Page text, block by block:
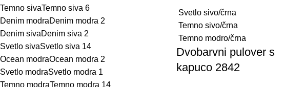
Temno sivaTemno siva 6
Denim modraDenim modra 2
Denim sivaDenim siva 2
Svetlo sivaSvetlo siva 14
Ocean modraOcean modra 2
Svetlo modraSvetlo modra 1
Temno modraTemno modra 14
Svetlo sivo/črna
Temno sivo/črna
Temno modro/črna
Dvobarvni pulover s
kapuco 2842